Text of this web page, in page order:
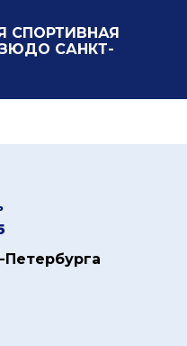
СПОРТИВНАЯ
САНКТ-